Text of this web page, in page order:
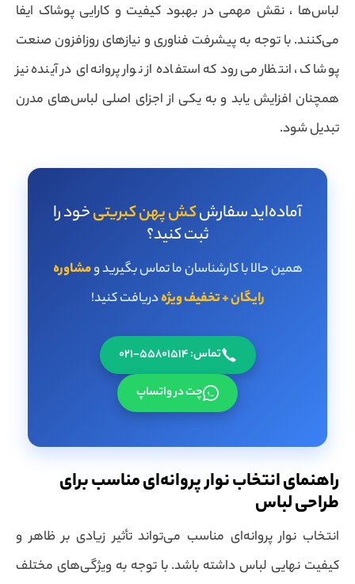
لباس‌ها ، نقش مهمی در بهبود کیفیت و کارایی پوشاک ایفا
می‌کنند. با توجه به پیشرفت فناوری و نیازهای روزافزون صنعت
پوشاک ، انتظار می‌رود که استفاده از نوار پروانه‌ای در آینده نیز
همچنان افزایش یابد و به یکی از اجزای اصلی لباس‌های مدرن
تبدیل شود.
آماده‌اید سفارشکش پهن کبریتیخود را
ثبت کنید؟
همین حالا با کارشناسان ما تماس بگیرید ومشاوره
رایگان + تخفیف ویژهدریافت کنید!
تماس: 55801514-021
چت در واتساپ
راهنمای انتخاب نوار پروانه‌ای مناسب برای
طراحی لباس
انتخاب نوار پروانه‌ای مناسب می‌تواند تأثیر زیادی بر ظاهر و
کیفیت نهایی لباس داشته باشد. با توجه به ویژگی‌های مختلف